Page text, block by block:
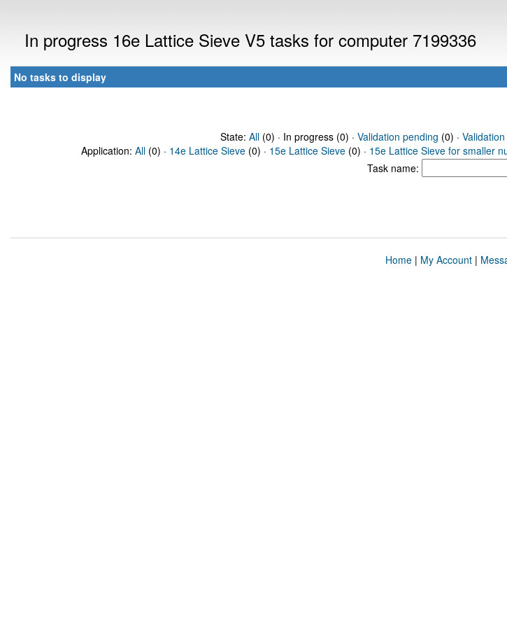
In progress 16e Lattice Sieve V5 tasks for computer 7199336
No tasks to display
State: All(0) · In progress (0) · Validation pending (0) ·
Application: All (0) · 14e Lattice Sieve (0) · 15e Lattice Sieve (0) · 15e Lattice Sieve for smaller
Task name:
Home| My Account|